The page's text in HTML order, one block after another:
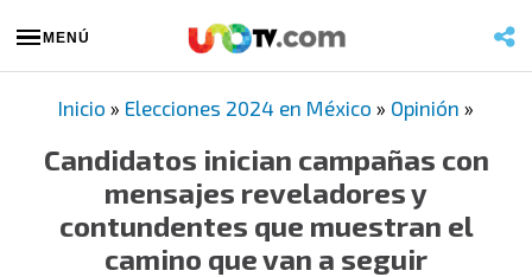
MENÚ
Inicio » Elecciones 2024 en México » Opinión »
Candidatos inician campañas con
mensajes reveladores y
contundentes que muestran el
camino que van a seguir